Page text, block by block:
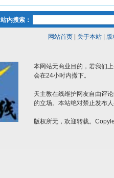
站内搜索：
网站首页| 关于本站| 版
本网站无商业目的，若我们
会在24小时内撤下。
天主教在线维护网友自由评
的立场。本站绝对禁止发布
版权所无，欢迎转载。